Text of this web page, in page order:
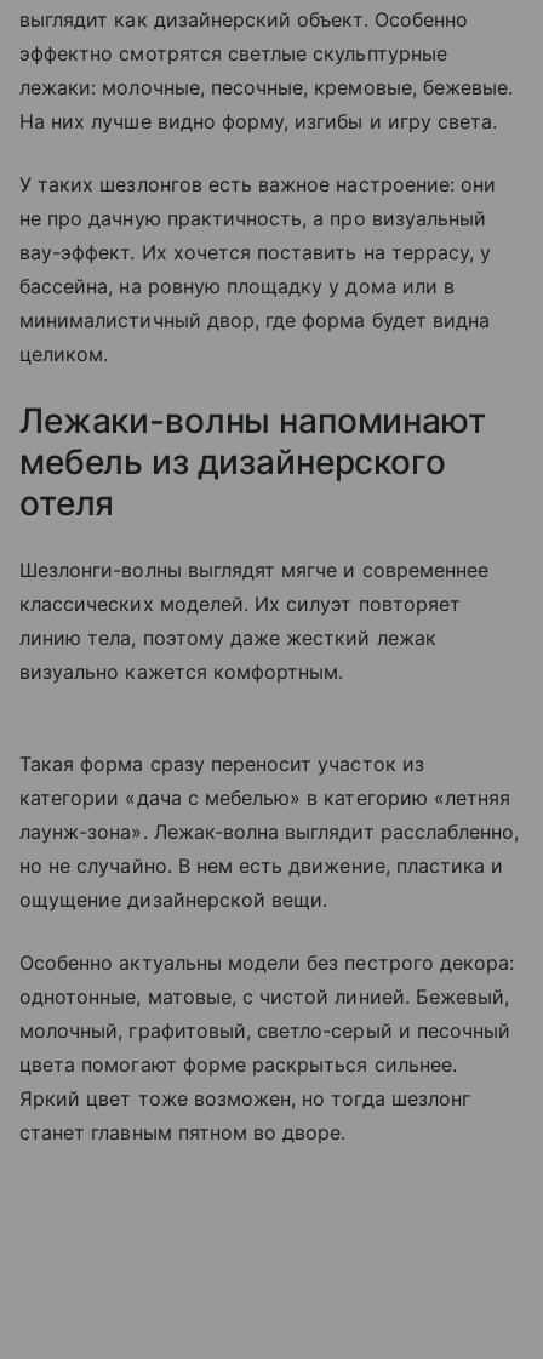
выглядит как дизайнерский объект. Особенно
эффектно смотрятся светлые скульптурные
лежаки: молочные, песочные, кремовые, бежевые.
На них лучше видно форму, изгибы и игру света.
У таких шезлонгов есть важное настроение: они
не про дачную практичность, а про визуальный
вау-эффект. Их хочется поставить на террасу, у
бассейна, на ровную площадку у дома или в
минималистичный двор, где форма будет видна
целиком.
Лежаки-волны напоминают
мебель из дизайнерского
отеля
Шезлонги-волны выглядят мягче и современнее
классических моделей. Их силуэт повторяет
линию тела, поэтому даже жесткий лежак
визуально кажется комфортным.
Такая форма сразу переносит участок из
категории «дача с мебелью» в категорию «летняя
лаунж-зона». Лежак-волна выглядит расслабленно,
но не случайно. В нем есть движение, пластика и
ощущение дизайнерской вещи.
Особенно актуальны модели без пестрого декора:
однотонные, матовые, с чистой линией. Бежевый,
молочный, графитовый, светло-серый и песочный
цвета помогают форме раскрыться сильнее.
Яркий цвет тоже возможен, но тогда шезлонг
станет главным пятном во дворе.